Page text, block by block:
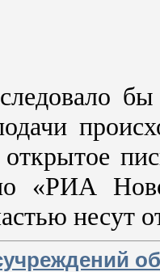
«РИА
несут